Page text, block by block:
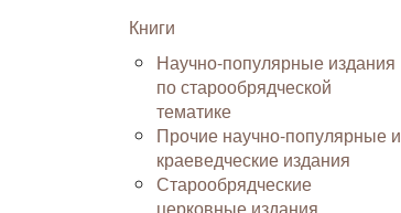
Книги
Научно-популярные издания
по старообрядческой
тематике
Прочие научно-популярные и
краеведческие издания
Старообрядческие